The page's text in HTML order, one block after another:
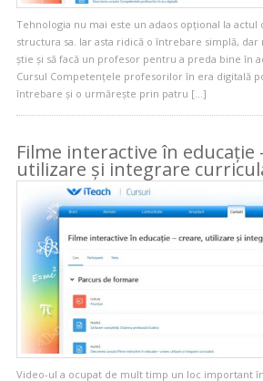
Tehnologia nu mai este un adaos opțional la actul
structura sa. Iar asta ridică o întrebare simplă, dar
știe și să facă un profesor pentru a preda bine în
Cursul Competențele profesorilor în era digitală
întrebare și o urmărește prin patru […]
Filme interactive în educație
utilizare și integrare
Video-ul a ocupat de mult timp un loc important